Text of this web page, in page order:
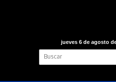
jueves 6 de agosto